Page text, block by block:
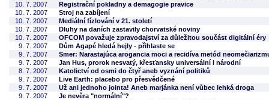
10. 7. 2007
Registrační pokladny a demagogie pravice
10. 7. 2007
Stroj na zabíjení
10. 7. 2007
Mediální fízlování v 21. století
10. 7. 2007
Dluhy na daních zastavily chorvatské noviny
10. 7. 2007
OFCOM považuje zpravodajství za důležitou součást digitální éry
9. 7. 2007
Dům Agapé hledá hejly - přihlaste se
9. 7. 2007
Smer: Narastajúca arogancia moci a recidíva metód
9. 7. 2007
Jan Hus, prorok nesvatý, křesťansky universální i národní
8. 7. 2007
Katolictví od osmi do čtyř aneb vyznání politiků
9. 7. 2007
Live Earth: placebo pro přesvědčené
9. 7. 2007
Už ani jednoho jointa! Aneb marjánka není vůbec lehká droga
9. 7. 2007
Je nevěra "normální"?